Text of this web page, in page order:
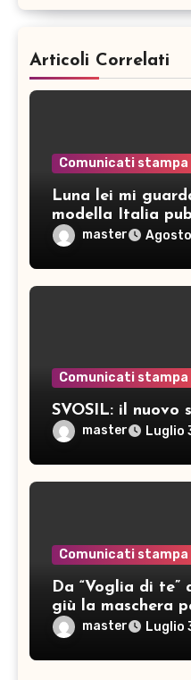
Articoli Correlati
Comunicati stampa
Luna lei mi
modella Italia
ineditimaster
Comunicati stampa
SVOSIL: il nuovo
master Luglio
Comunicati stampa
Da “Voglia di
giù la maschera
master Luglio